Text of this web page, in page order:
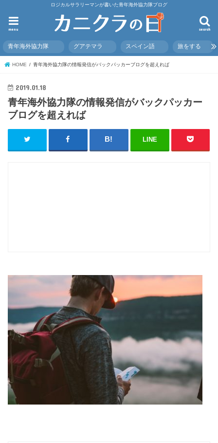
ロジカルサラリーマンが書いた青年海外協力隊ブログ
search
menu
青年海外協力隊 グアテマラ スペイン語 旅をする
HOME 青年海外協力隊の情報発信がバックパッカーブログを超えれば
2019.01.18
青年海外協力隊の情報発信がバックパッカー
ブログを超えれば
LINE